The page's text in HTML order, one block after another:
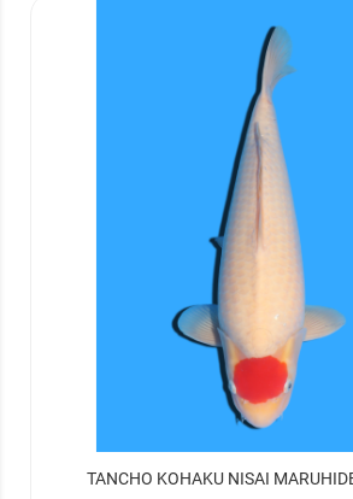
TANCHO KOHAKU NISAI